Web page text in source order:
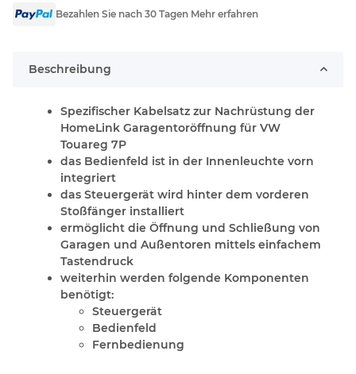
Bezahlen Sie nach 30 Tagen Mehr erfahren
Beschreibung
Spezifischer Kabelsatz zur Nachrüstung der
HomeLink Garagentoröffnung für VW
Touareg 7P
das Bedienfeld ist in der Innenleuchte vorn
integriert
das Steuergerät wird hinter dem vorderen
Stoßfänger installiert
ermöglicht die Öffnung und Schließung von
Garagen und Außentoren mittels einfachem
Tastendruck
weiterhin werden folgende Komponenten
benötigt:
Steuergerät
Bedienfeld
Fernbedienung